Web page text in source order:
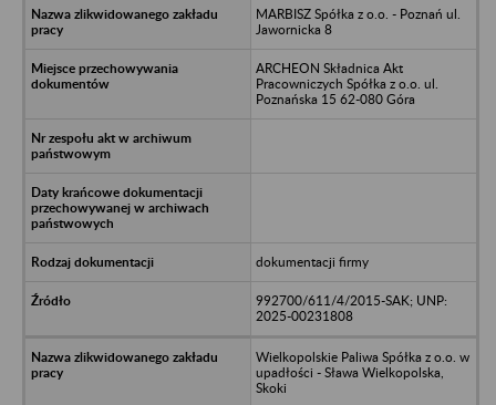
MARBISZ Spółka z o.o. - Poznań ul.
Jawornicka 8
ARCHEON Składnica Akt
Pracowniczych Spółka z o.o. ul.
Poznańska 15 62-080 Góra
dokumentacji firmy
992700/611/4/2015-SAK; UNP:
2025-00231808
Wielkopolskie Paliwa Spółka z o.o. w
upadłości - Sława Wielkopolska,
Skoki